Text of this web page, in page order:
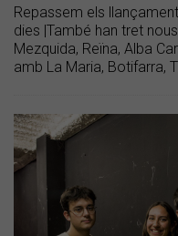
Repassem els
dies |També han tret
Mezquida, Reïna, Alba
amb La Maria, Botifarra,